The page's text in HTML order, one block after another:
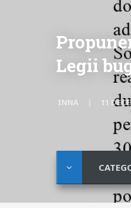
Legii
INNA 11